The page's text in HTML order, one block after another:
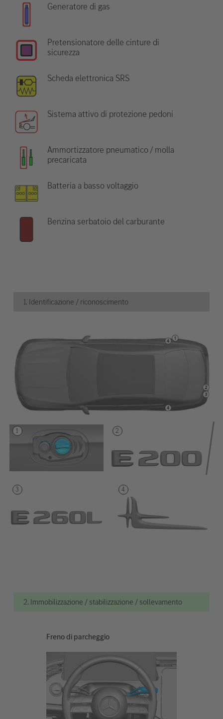
Generatore di gas
Pretensionatore delle cinture di
sicurezza
Scheda elettronica SRS
Sistema attivo di protezione pedoni
Ammortizzatore pneumatico / molla
precaricata
Batteria a basso voltaggio
Benzina serbatoio del carburante
1. Identificazione / riconoscimento
2. Immobilizzazione / stabilizzazione / sollevamento
Freno di parcheggio